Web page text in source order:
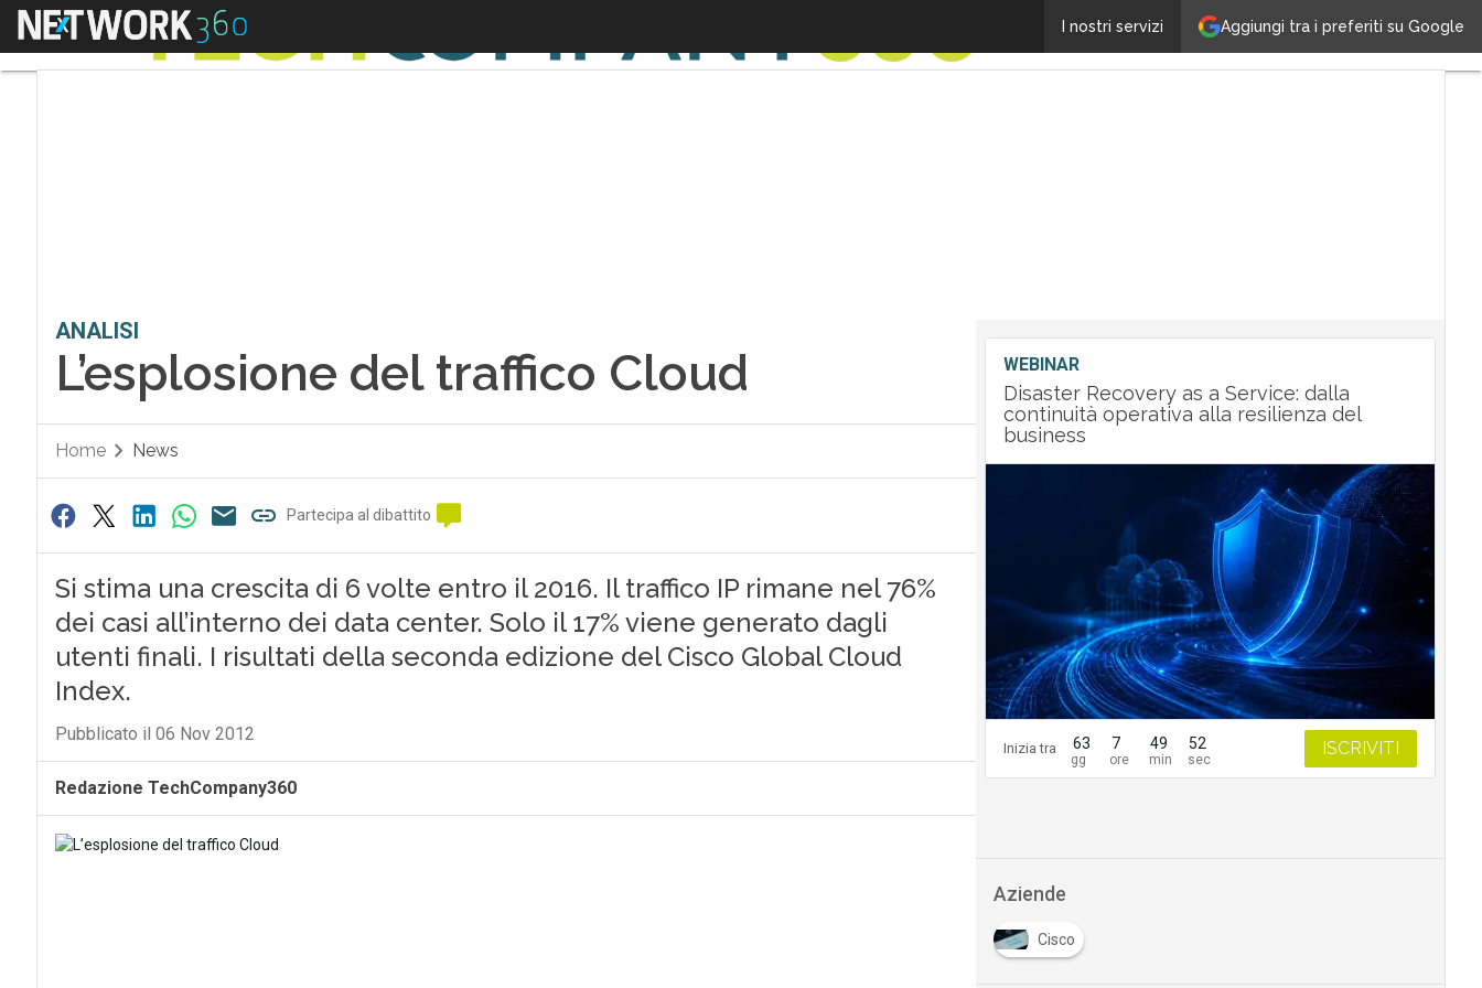
Aggiungi tra i preferiti su Google
I nostri servizi
Menu L’esplosione del traffico CloudUltimi
articoli
Tech
ANALISI
L’esplosione del traffico Cloud
Home News
Partecipa al dibattito
Si stima una crescita di 6 volte entro il 2016. Il traffico IP rimane nel 76%
dei casi all’interno dei data center. Solo il 17% viene generato dagli
utenti finali. I risultati della seconda edizione del Cisco Global Cloud
Index.
Pubblicato il 06 Nov 2012
Redazione TechCompany360
WEBINAR
Disaster Recovery as a Service: dalla
continuità operativa alla resilienza del
business
Inizia tra 63 7 49 51 ISCRIVITI
Aziende
Cisco